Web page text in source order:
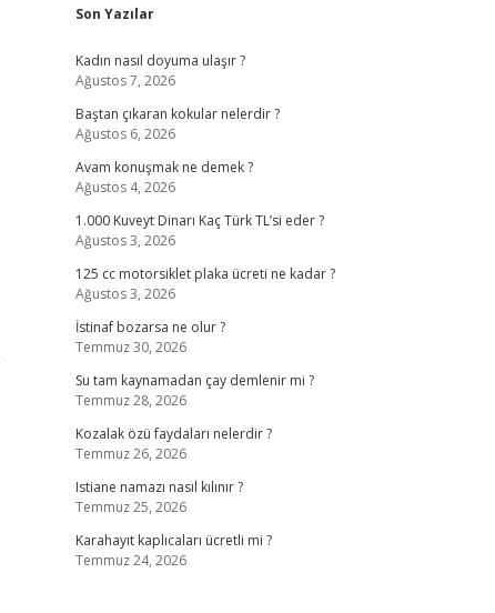
Sidebar
Son Yazılar
Kadın nasıl doyuma ulaşır ?
Ağustos 7, 2026
Baştan çıkaran kokular nelerdir ?
Ağustos 6, 2026
Avam konuşmak ne demek ?
Ağustos 4, 2026
1.000 Kuveyt Dinarı Kaç Türk TL’si eder ?
Ağustos 3, 2026
125 cc motorsiklet plaka ücreti ne kadar ?
Ağustos 3, 2026
İstinaf bozarsa ne olur ?
Temmuz 30, 2026
Su tam kaynamadan çay demlenir mi ?
Temmuz 28, 2026
Kozalak özü faydaları nelerdir ?
Temmuz 26, 2026
Istiane namazı nasıl kılınır ?
Temmuz 25, 2026
Karahayıt kaplıcaları ücretli mi ?
Temmuz 24, 2026